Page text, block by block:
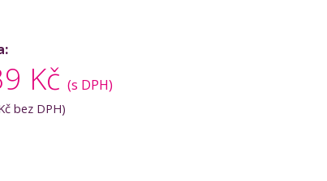
Kč (s DPH)
bez DPH)